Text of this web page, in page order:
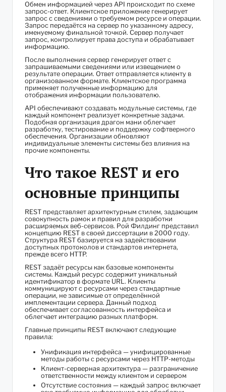
Обмен информацией через API происходит по схеме
запрос-ответ. Клиентское приложение генерирует
запрос с сведениями о требуемом ресурсе и операции.
Запрос передаётся на сервер по указанному адресу,
именуемому финальной точкой. Сервер получает
запрос, контролирует права доступа и обрабатывает
информацию.
После выполнения сервер генерирует ответ с
запрашиваемыми сведениями или извещением о
результате операции. Ответ отправляется клиенту в
организованном формате. Клиентское программа
применяет полученные информацию для
отображения информации пользователю.
API обеспечивают создавать модульные системы, где
каждый компонент реализует конкретные задачи.
Подобная организация драгон мани облегчает
разработку, тестирование и поддержку софтверного
обеспечения. Организации обновляют
индивидуальные элементы системы без влияния на
прочие компоненты.
Что такое REST и его
основные принципы
REST представляет архитектурным стилем, задающим
совокупность рамок и правил для разработки
расширяемых веб-сервисов. Рой Филдинг представил
концепцию REST в своей диссертации в 2000 году.
Структура REST базируется на задействовании
доступных протоколов и стандартов интернета,
прежде всего HTTP.
REST задаёт ресурсы как базовые компоненты
системы. Каждый ресурс содержит уникальный
идентификатор в формате URL. Клиенты
коммуницируют с ресурсами через стандартные
операции, не зависимые от определённой
имплементации сервера. Данный подход
обеспечивает согласованность интерфейса и
облегчает интеграцию разных платформ.
Главные принципы REST включают следующие
правила:
Унификация интерфейса — унифицированные
методы работы с ресурсами через HTTP-методы
Клиент-серверная архитектура — разграничение
ответственности между клиентом и сервером
Отсутствие состояния — каждый запрос включает